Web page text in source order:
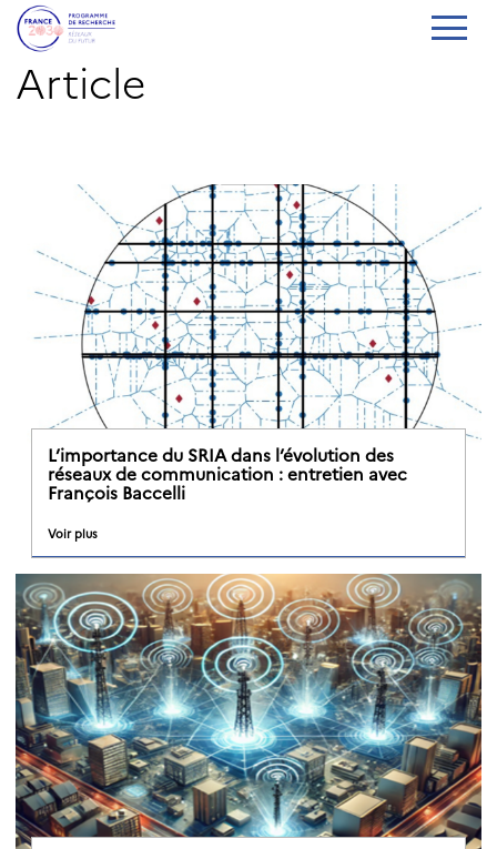
Article
L’importance du SRIA dans l’évolution des
réseaux de communication : entretien avec
François Baccelli
Voir plus